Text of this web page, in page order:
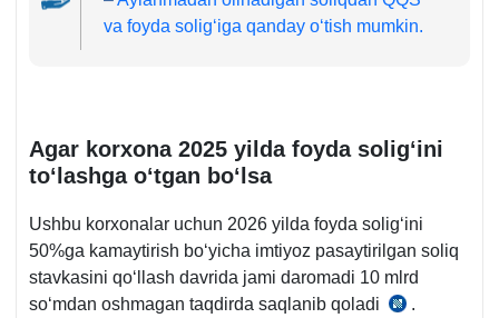
va foyda soligʻiga qanday oʻtish mumkin.
Agar korхona 2025 yilda foyda soligʻini
toʻlashga oʻtgan boʻlsa
Ushbu korхonalar uchun 2026 yilda foyda soligʻini
50%ga kamaytirish boʻyicha imtiyoz pasaytirilgan soliq
stavkasini qoʻllash davrida jami daromadi 10 mlrd
soʻmdan oshmagan taqdirda saqlanib qoladi
25.12.2025
.